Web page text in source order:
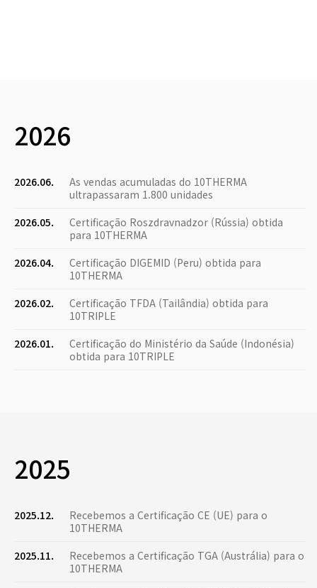
2026
2026.06.
As vendas acumuladas do 10THERMA
ultrapassaram 1.800 unidades
2026.05.
Certificação Roszdravnadzor (Rússia) obtida
para 10THERMA
2026.04.
Certificação DIGEMID (Peru) obtida para
10THERMA
2026.02.
Certificação TFDA (Tailândia) obtida para
10TRIPLE
2026.01.
Certificação do Ministério da Saúde (Indonésia)
obtida para 10TRIPLE
2025
2025.12.
Recebemos a Certificação CE (UE) para o
10THERMA
2025.11.
Recebemos a Certificação TGA (Austrália) para o
10THERMA